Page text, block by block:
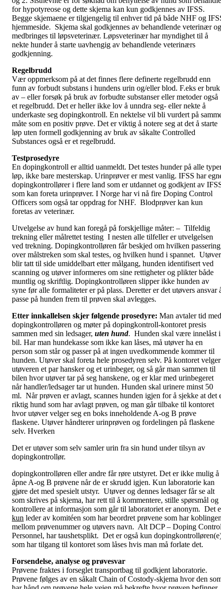
for hypotyreose og dette skjema kan kun godkjennes av IFSS.
Begge skjemaene er tilgjengelig til enhver tid på både NHF og
hjemmeside. Skjema skal godkjennes av behandlende veterinær og
medbringes til løpsveterinær. Løpsveterinær har myndighet til å
nekte hunder å starte uavhengig av behandlende veterinærs
godkjenning.
Regelbrudd
Vær oppmerksom på at det finnes flere definerte regelbrudd enn
funn av forbudt substans i hundens urin og/eller blod. F.eks er bruk
av – eller forsøk på bruk av forbudte substanser eller metoder også
et regelbrudd. Det er heller ikke lov å unndra seg- eller nekte å
underkaste seg dopingkontroll. En nektelse vil bli vurdert på
måte som en positiv prøve. Det er viktig å notere seg at det å starte
løp uten formell godkjenning av bruk av såkalte Controlled
Substances også er et regelbrudd.
Testprosedyre
En dopingkontroll er alltid uanmeldt. Det testes hunder på alle
løp, ikke bare mesterskap. Urinprøver er mest vanlig. IFSS har
dopingkontrollører i flere land som er utdannet og godkjent av
som kan foreta urinprøver. I Norge har vi nå fire Doping Control
Officers som også tar oppdrag for NHF. Blodprøver kan kun
foretas av veterinær.
Utvelgelse av hund kan foregå på forskjellige måter: – Tilfeldig
trekning eller målrettet testing I nesten alle tilfeller er utvelgelsen
ved trekning. Dopingkontrolløren får beskjed om hvilken passering
over målstreken som skal testes, og hvilken hund i spannet. Utøver
blir tatt til side umiddelbart etter målgang, hunden identifisert ved
scanning og utøver informeres om sine rettigheter og plikter både
muntlig og skriftlig. Dopingkontrolløren slipper ikke hunden av
syne før alle formaliteter er på plass. Deretter er det utøvers ansvar
passe på hunden frem til prøven skal avlegges.
Etter innkallelsen skjer følgende prosedyre: Man avtaler tid med
dopingkontrolløren og møter på dopingkontroll-kontoret presis
sammen med sin ledsager, uten hund. Hunden skal være innelåst i
bil. Har man hundekasse som ikke kan låses, må utøver ha en
person som står og passer på at ingen uvedkommende kommer til
hunden. Utøver skal foreta hele prosedyren selv. På kontoret velger
utøveren et par hansker og et urinbeger, og så går man sammen til
bilen hvor utøver tar på seg hanskene, og er klar med urinbegeret
når handler/ledsager tar ut hunden. Hunden skal urinere minst 50
ml. Når prøven er avlagt, scannes hunden igjen for å sjekke at det
riktig hund som har avlagt prøven, og man går tilbake til kontoret
hvor utøver velger seg en boks inneholdende A-og B prøve
flaskene. Utøver håndterer urinprøven og fordelingen på flaskene
selv. Hverken
Det er utøver som selv samler urin fra sin hund under tilsyn av
dopingkontrollør.
dopingkontrolløren eller andre får røre utstyret. Det er ikke mulig å
åpne A-og B prøvene når de er skrudd igjen. Kun laboratorie kan
gjøre det med spesielt utstyr. Utøver og dennes ledsager får se alt
som skrives på skjema, har rett til å kommentere, stille spørsmål og
kontrollere at informasjon som går til laboratoriet er anonym. Det
kun leder av komitéen som har beordret prøvene som har
mellom prøvenummer og utøvers navn. Alt DCP – Doping
Personnel, har taushetsplikt. Det er også kun
som har tilgang til kontoret som låses hvis man må forlate det.
Forsendelse, analyse og prøvesvar
Prøvene fraktes i forseglet transportbag til godkjent laboratorie.
Prøvene følges av en såkalt Chain of Costody-skjema hvor den